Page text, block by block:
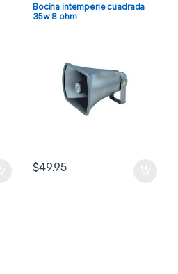
Bocina intemperie cuadrada
35w 8 ohm
$49.95